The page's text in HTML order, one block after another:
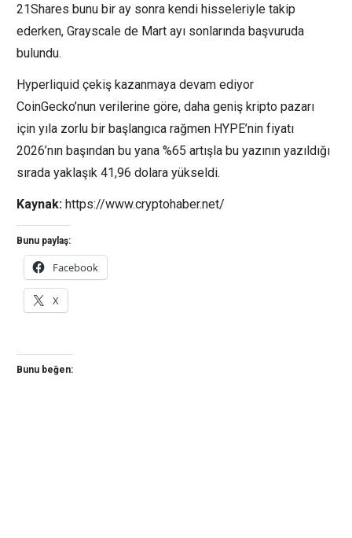
21Shares bunu bir ay sonra kendi hisseleriyle takip
ederken, Grayscale de Mart ayı sonlarında başvuruda
bulundu.
Hyperliquid çekiş kazanmaya devam ediyor
CoinGecko’nun verilerine göre, daha geniş kripto pazarı
için yıla zorlu bir başlangıca rağmen HYPE’nin fiyatı
2026’nın başından bu yana %65 artışla bu yazının yazıldığı
sırada yaklaşık 41,96 dolara yükseldi.
Kaynak: https://www.cryptohaber.net/
Bunu paylaş:
Facebook
X
Bunu beğen: